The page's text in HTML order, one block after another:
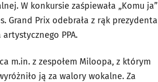
W konkursie zaśpiewała „Komu ja”
Grand Prix odebrała z rąk prezydenta
PPA.
m.in. z zespołem Miloopa, z którym
wyróżniło ją za walory wokalne. Za